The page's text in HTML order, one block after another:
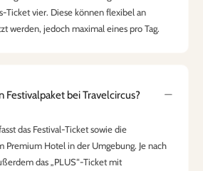
Ticket vier. Diese können flexibel an
werden, jedoch maximal eines pro Tag.
Festivalpaket bei Travelcircus?
das Festival-Ticket sowie die
Premium Hotel in der Umgebung. Je nach
das „PLUS“-Ticket mit